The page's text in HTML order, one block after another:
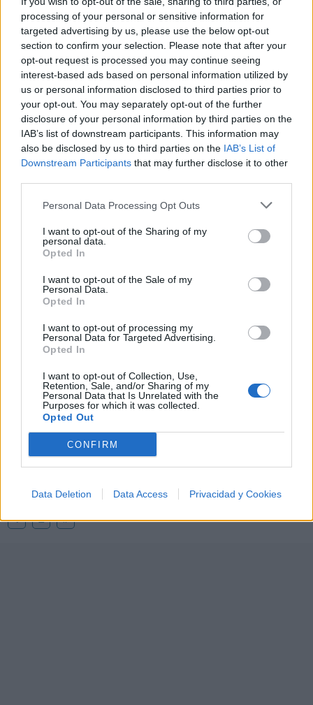
processing of your personal or sensitive information for
targeted advertising by us, please use the below opt-out
section to confirm your selection. Please note that after your
opt-out request is processed you may continue seeing
interest-based ads based on personal information utilized by
us or personal information disclosed to third parties prior to
your opt-out. You may separately opt-out of the further
disclosure of your personal information by third parties on the
IAB’s list of downstream participants. This information may
also be disclosed by us to third parties on the IAB’s List of
Downstream Participants that may further disclose it to other
Personal Data Processing Opt Outs
I want to opt-out of the Sharing of my
personal data.
Opted In
I want to opt-out of the Sale of my
Personal Data.
Opted In
I want to opt-out of processing my
Personal Data for Targeted Advertising.
Opted In
I want to opt-out of Collection, Use,
Retention, Sale, and/or Sharing of my
Personal Data that Is Unrelated with the
Purposes for which it was collected.
Opted Out
CONFIRM
Data Deletion Data Access Privacidad y Cookies
Ver perfil
@musicapuntocom Ver perfil
Añadir un comentario ...
Psicodelia y Space Rock 🎸✨
🌌🚀 Viaje intergaláctico: la mejor selección de
psicodelia, space rock y atmósferas cósmicas para
al firmamento y siente la gravedad cero. 💾 ¡Guarda
esta colección para tu próxima noche estrellada!
✨⭐
Top Artistas
B C D E F G H I J K L
N O P Q R S T U V W
Y Z #